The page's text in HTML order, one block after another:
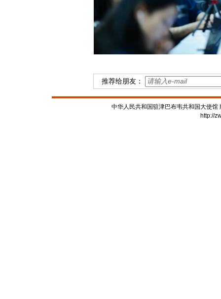
推荐给朋友：
中华人民共和国驻津巴布韦共和国大使
http://